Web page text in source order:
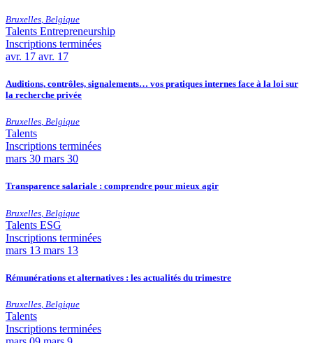
Bruxelles Belgique
Talents Entrepreneurship
Inscriptions terminées
avr. 17 avr. 17
Auditions, contrôles, signalements… vos pratiques internes face à la loi sur
la recherche privée
Bruxelles, Belgique
Talents
Inscriptions terminées
mars 30 mars 30
Transparence salariale : comprendre pour mieux agir
Bruxelles Belgique
Talents ESG
Inscriptions terminées
mars 13 mars 13
Rémunérations et alternatives : les actualités du trimestre
Bruxelles, Belgique
Talents
Inscriptions terminées